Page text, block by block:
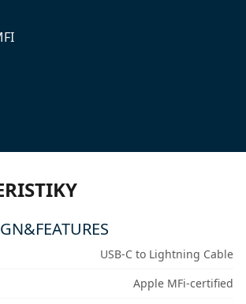
USB-C to Lightning Cable
Apple MFi-certified